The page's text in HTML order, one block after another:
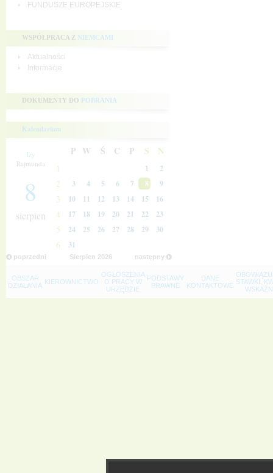
FUNDUSZE EUROPEJSKIE
WSPÓŁPRACA Z NIEMCAMI
Aktualności
Informacje
DOKUMENTY DO POBRANIA
Kalendarium
Izy
Rajmunda
8
sierpien
P W Ś C P S N
1 1 2
2 3 4 5 6 7 8 9
3 10 11 12 13 14 15 16
4 17 18 19 20 21 22 23
5 24 25 26 27 28 29 30
6 31
poprzedni następny
Sierpien 2026
OBSZAR
DZIAŁANIA KIEROWNICTWO
OGŁOSZENIA
O PRACY W
URZĘDZIE
PODSTAWY
PRAWNE
DANE
KONTAKTOWE STAWKI,